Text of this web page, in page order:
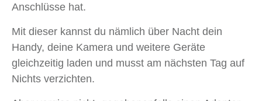
Anschlüsse hat.
Mit dieser kannst du nämlich über Nacht dein
Handy, deine Kamera und weitere Geräte
gleichzeitig laden und musst am nächsten Tag auf
Nichts verzichten.